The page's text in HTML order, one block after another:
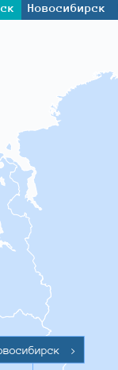
Новосибирск
>